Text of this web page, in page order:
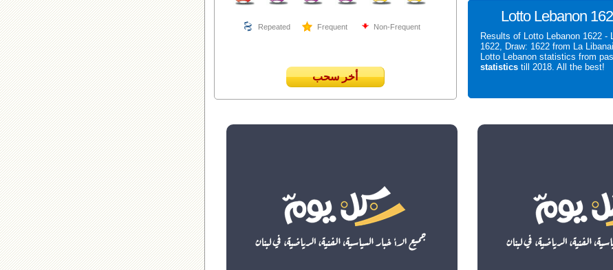
Repeated Frequent Non-Frequent
أخر سحب
Lotto Lebanon
Results of Lotto Lebanon 1622 -
1622, Draw: 1622 from La
Lotto Lebanon statistics from
statistics till 2018. All the best!